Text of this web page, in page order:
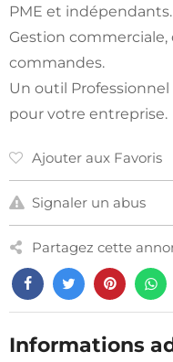
PME et indépendants.
Gestion commerciale,
commandes.
Un outil
pour votre entreprise.
Ajouter aux Favoris
Signaler un abus
Partagez cette
Informations